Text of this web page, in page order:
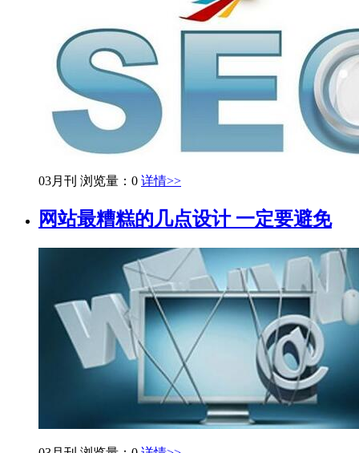
03月刊 浏览量：0 详情>>
网站最糟糕的几点设计 一定要避免